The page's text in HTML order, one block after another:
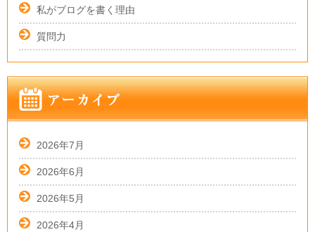
私がブログを書く理由
質問力
2026年7月
2026年6月
2026年5月
2026年4月